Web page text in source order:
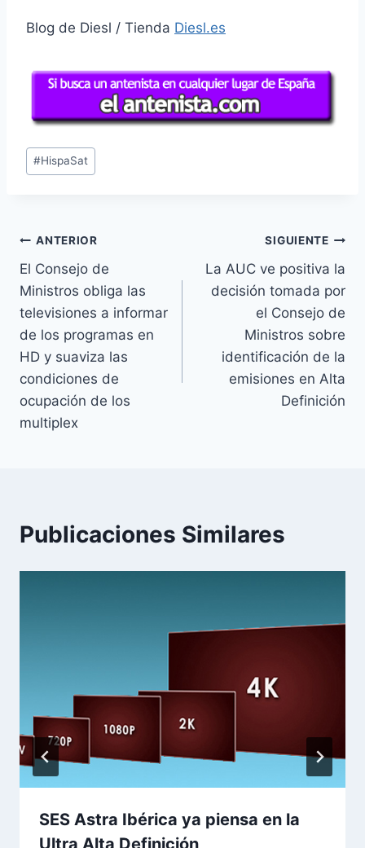
Blog de Diesl / Tienda Diesl.es
Etiquetas
de
#HispaSat
Navegación
de
entradas
ANTERIOR
El Consejo de
Ministros obliga las
televisiones a informar
de los programas en
HD y suaviza las
condiciones de
ocupación de los
multiplex
SIGUIENTE
La AUC ve positiva la
decisión tomada por
el Consejo de
Ministros sobre
identificación de la
emisiones en Alta
Definición
Publicaciones Similares
SES Astra Ibérica ya piensa en la